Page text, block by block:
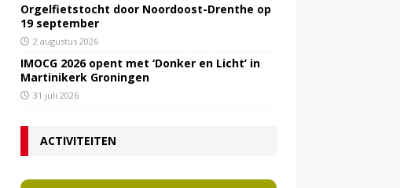
Orgelfietstocht door Noordoost-Drenthe op
19 september
2 augustus 2026
IMOCG 2026 opent met ‘Donker en Licht’ in
Martinikerk Groningen
31 juli 2026
ACTIVITEITEN